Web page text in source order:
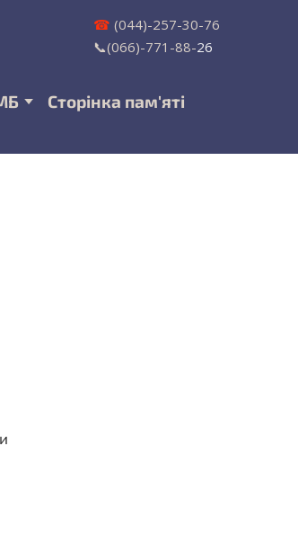
☎ (044)-257-30-76
📞(066)-771-88-26
Сторінка пам'яті